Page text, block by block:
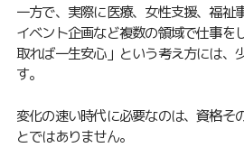
一方で、実際に医療、女性支援、福祉
イベント企画など複数の領域で仕事を
取れば一生安心」という考え方には、
す。
変化の速い時代に必要なのは、資格そ
とではありません。